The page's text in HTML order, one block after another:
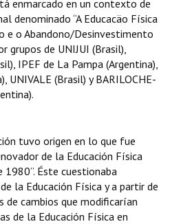
- Registro
enmarcado en un contexto de
denominado “A Educacäo Física
e o Abandono/Desinvestimento
grupos de UNIJUI (Brasil),
IPEF de La Pampa (Argentina),
UNIVALE (Brasil) y BARILOCHE-
tuvo origen en lo que fue
de la Educación Física
1980”. Éste cuestionaba
la Educación Física y a partir de
de cambios que modificarían
de la Educación Física en